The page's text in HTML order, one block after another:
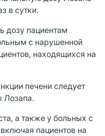
в сутки.
дозу пациентам
с нарушенной
находящихся на
печени следует
Лозапа.
а также у больных с
пациентов на